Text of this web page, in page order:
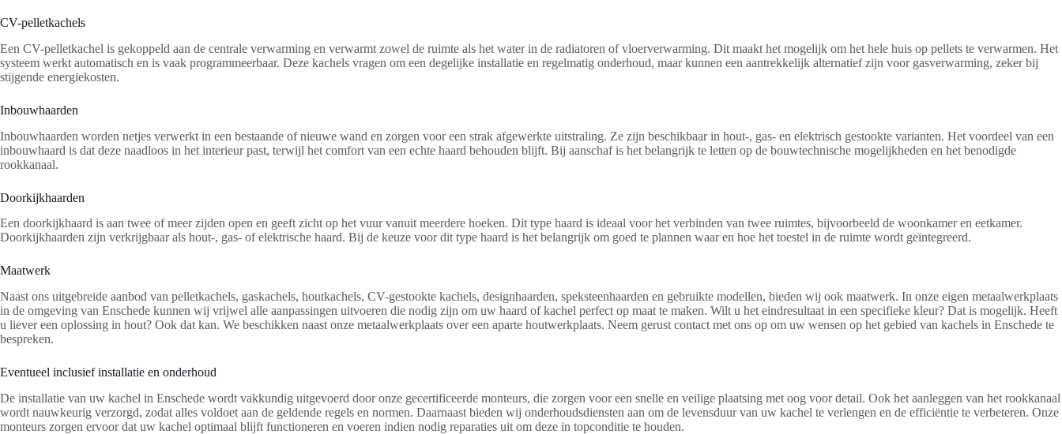
CV-pelletkachels
Een CV-pelletkachel is gekoppeld aan de centrale verwarming en verwarmt zowel de ruimte als het water in de radiatoren of vloerverwarming. Dit maakt het mogelijk om het hele huis op pellets te verwarmen. Het
systeem werkt automatisch en is vaak programmeerbaar. Deze kachels vragen om een degelijke installatie en regelmatig onderhoud, maar kunnen een aantrekkelijk alternatief zijn voor gasverwarming, zeker bij
stijgende energiekosten.
Inbouwhaarden
Inbouwhaarden worden netjes verwerkt in een bestaande of nieuwe wand en zorgen voor een strak afgewerkte uitstraling. Ze zijn beschikbaar in hout-, gas- en elektrisch gestookte varianten. Het voordeel van een
inbouwhaard is dat deze naadloos in het interieur past, terwijl het comfort van een echte haard behouden blijft. Bij aanschaf is het belangrijk te letten op de bouwtechnische mogelijkheden en het benodigde
rookkanaal.
Doorkijkhaarden
Een doorkijkhaard is aan twee of meer zijden open en geeft zicht op het vuur vanuit meerdere hoeken. Dit type haard is ideaal voor het verbinden van twee ruimtes, bijvoorbeeld de woonkamer en eetkamer.
Doorkijkhaarden zijn verkrijgbaar als hout-, gas- of elektrische haard. Bij de keuze voor dit type haard is het belangrijk om goed te plannen waar en hoe het toestel in de ruimte wordt geïntegreerd.
Maatwerk
Naast ons uitgebreide aanbod van pelletkachels, gaskachels, houtkachels, CV-gestookte kachels, designhaarden, speksteenhaarden en gebruikte modellen, bieden wij ook maatwerk. In onze eigen metaalwerkplaats
in de omgeving van Enschede kunnen wij vrijwel alle aanpassingen uitvoeren die nodig zijn om uw haard of kachel perfect op maat te maken. Wilt u het eindresultaat in een specifieke kleur? Dat is mogelijk. Heeft
u liever een oplossing in hout? Ook dat kan. We beschikken naast onze metaalwerkplaats over een aparte houtwerkplaats. Neem gerust contact met ons op om uw wensen op het gebied van kachels in Enschede te
bespreken.
Eventueel inclusief installatie en onderhoud
De installatie van uw kachel in Enschede wordt vakkundig uitgevoerd door onze gecertificeerde monteurs, die zorgen voor een snelle en veilige plaatsing met oog voor detail. Ook het aanleggen van het rookkanaal
wordt nauwkeurig verzorgd, zodat alles voldoet aan de geldende regels en normen. Daarnaast bieden wij onderhoudsdiensten aan om de levensduur van uw kachel te verlengen en de efficiëntie te verbeteren. Onze
monteurs zorgen ervoor dat uw kachel optimaal blijft functioneren en voeren indien nodig reparaties uit om deze in topconditie te houden.